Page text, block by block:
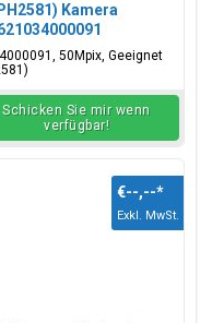
Kamera
50Mpix, Geeignet
Schicken Sie mir wenn
verfügbar!
€--,--*
Exkl. MwSt.